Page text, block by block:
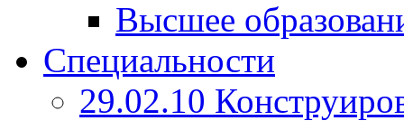
Высшее
Специальности
29.02.10